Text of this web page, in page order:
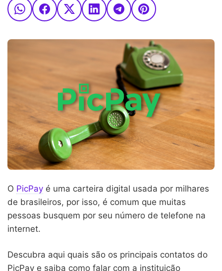
O PicPay é uma carteira digital usada por milhares
de brasileiros, por isso, é comum que muitas
pessoas busquem por seu número de telefone na
internet.
Descubra aqui quais são os principais contatos do
PicPay e saiba como falar com a instituição